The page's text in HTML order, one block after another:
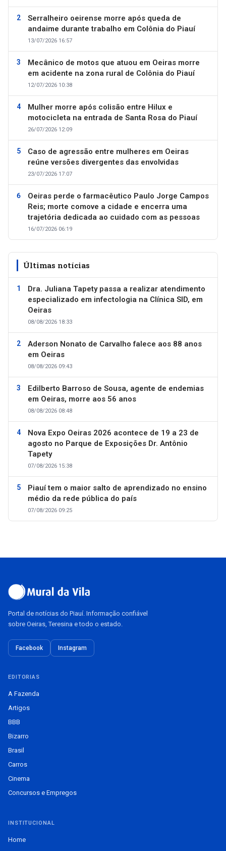
Serralheiro oeirense morre após queda de
andaime durante trabalho em Colônia do Piauí
13/07/2026 16:57
Mecânico de motos que atuou em Oeiras morre
em acidente na zona rural de Colônia do Piauí
12/07/2026 10:38
Mulher morre após colisão entre Hilux e
motocicleta na entrada de Santa Rosa do Piauí
26/07/2026 12:09
Caso de agressão entre mulheres em Oeiras
reúne versões divergentes das envolvidas
23/07/2026 17:07
Oeiras perde o farmacêutico Paulo Jorge Campos
Reis; morte comove a cidade e encerra uma
trajetória dedicada ao cuidado com as pessoas
16/07/2026 06:19
Últimas notícias
Dra. Juliana Tapety passa a realizar atendimento
especializado em infectologia na Clínica SID, em
Oeiras
08/08/2026 18:33
Aderson Nonato de Carvalho falece aos 88 anos
em Oeiras
08/08/2026 09:43
Edilberto Barroso de Sousa, agente de endemias
em Oeiras, morre aos 56 anos
08/08/2026 08:48
Nova Expo Oeiras 2026 acontece de 19 a 23 de
agosto no Parque de Exposições Dr. Antônio
Tapety
07/08/2026 15:38
Piauí tem o maior salto de aprendizado no ensino
médio da rede pública do país
07/08/2026 09:25
Portal de notícias do Piauí. Informação confiável
sobre Oeiras, Teresina e todo o estado.
Facebook Instagram
EDITORIAS
A Fazenda
Artigos
BBB
Bizarro
Brasil
Carros
Cinema
Concursos e Empregos
INSTITUCIONAL
Home